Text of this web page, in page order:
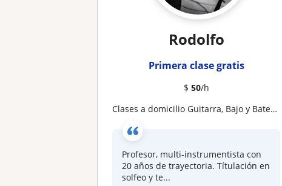
Rodolfo
Primera clase gratis
$ 50/h
Clases a domicilio Guitarra, Bajo y Batería Maldonado, Punta del este, San Carlos, La Barra, Bal BsAs, El chorro, Manantiales
Profesor, multi-instrumentista con
20 años de trayectoria. Títulación en
solfeo y te...